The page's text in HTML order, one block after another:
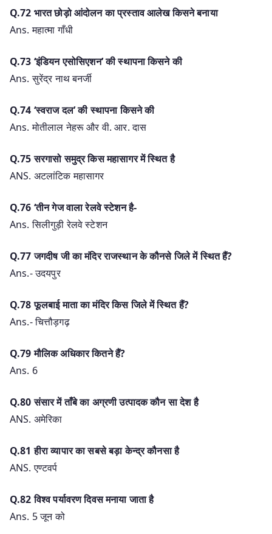
Q.72 भारत छोड़ो आंदोलन का प्रस्ताव आलेख किसने बनाया
Ans. महात्मा गाँधी
Q.73 ‘इंडियन एसोसिएशन’ की स्थापना किसने की
Ans. सुरेंद्र नाथ बनर्जी
Q.74 ‘स्वराज दल’ की स्थापना किसने की
Ans. मोतीलाल नेहरू और वी. आर. दास
Q.75 सरगासो समुद्र किस महासागर में स्थित है
ANS. अटलांटिक महासागर
Q.76 ‘तीन गेज वाला रेलवे स्टेशन है-
Ans. सिलीगुड़ी रेलवे स्टेशन
Q.77 जगदीष जी का मंदिर राजस्थान के कौनसे जिले में स्थित हैं?
Ans.- उदयपुर
Q.78 फूलबाई माता का मंदिर किस जिले में स्थित हैं?
Ans.- चित्तौड़गढ़
Q.79 मौलिक अधिकार कितने हैं?
Ans. 6
Q.80 संसार में ताँबे का अग्रणी उत्पादक कौन सा देश है
ANS. अमेरिका
Q.81 हीरा व्यापार का सबसे बड़ा केन्द्र कौनसा है
ANS. एण्टवर्प
Q.82 विश्व पर्यावरण दिवस मनाया जाता है
Ans. 5 जून को